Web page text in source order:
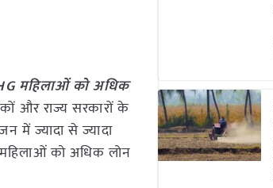
महिलाओं को अधिक
और राज्य सरकारों के
में ज्यादा से ज्यादा
महिलाओं को अधिक लोन